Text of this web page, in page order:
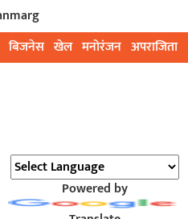
बिजनेस खेल मनोरंजन अपराजिता
Powered by